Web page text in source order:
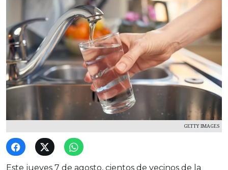
GETTY IMAGES
Este jueves 7 de agosto, cientos de vecinos de la